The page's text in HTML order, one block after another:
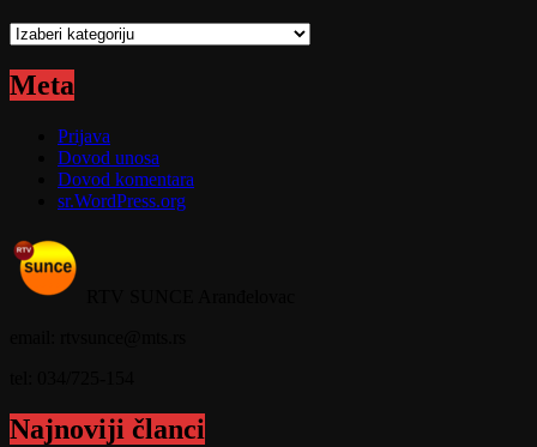
Kategorije
Meta
Prijava
Dovod unosa
Dovod komentara
sr.WordPress.org
Najnoviji članci